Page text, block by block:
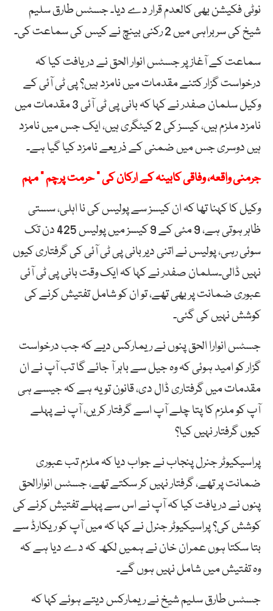
نوٹی فکیشن بھی کالعدم قرار دے دیا۔ جسٹس طارق سلیم
شیخ کی سربراہی میں 2 رکنی بینچ نے کیس کی سماعت کی۔
سماعت کے آغاز پر جسٹس انوار الحق نے دریافت کیا کہ
درخواست گزار کتنے مقدمات میں نامزد ہیں؟ پی ٹی آئی کے
وکیل سلمان صفدر نے کہا کہ بانی پی ٹی آئی 3 مقدمات میں
نامزد ملزم ہیں، کیسز کی 2 کیٹگری ہیں، ایک جس میں نامزد
ہیں دوسری جس میں ضمنی کے ذریعے نامزد کیا گیا ہے۔
جرمنی واقعہ، وفاقی کابینہ کے ارکان کی ” حرمت پرچم “ مہم
وکیل کا کہنا تھا کہ ان کیسز سے پولیس کی نا اہلی، سستی
ظاہر ہوتی ہے، 9 مئی کے 9 کیسز میں پولیس 425 دن تک
سوئی رہی، پولیس نے اتنی دیر بانی پی ٹی آئی کی گرفتاری کیوں
نہیں ڈالی۔سلمان صفدر نے کہا کہ ایک وقت بانی پی ٹی آئی
عبوری ضمانت پر بھی تھے، تو ان کو شامل تفتیش کرنے کی
کوشش نہیں کی گئی۔
جسٹس انوارا الحق پنوں نے ریمارکس دیے کہ جب درخواست
گزار کو امید ہوئی کہ وہ جیل سے باہر آ جائے گا تب آپ نے ان
مقدمات میں گرفتاری ڈال دی، قانون تو یہ ہے کہ جیسے ہی
آپ کو ملزم کا پتا چلے آپ اسے گرفتار کریں، آپ نے پہلے
کیوں گرفتار نہیں کیا؟
پراسیکیوٹر جنرل پنجاب نے جواب دیا کہ ملزم تب عبوری
ضمانت پر تھے، گرفتار نہیں کر سکتے تھے، جسٹس انوارالحق
پنوں نے دریافت کیا کہ آپ نے اس سے پہلے تفتیش کرنے کی
کوشش کی؟ پراسیکیوٹر جنرل نے کہا کہ میں آپ کو ریکارڈ سے
بتا سکتا ہوں عمران خان نے ہمیں لکھ کہ دے دیا ہے کہ
وہ تفتیش میں شامل نہیں ہوں گے۔
جسٹس طارق سلیم شیخ نے ریمارکس دیتے ہوئے کہا کہ